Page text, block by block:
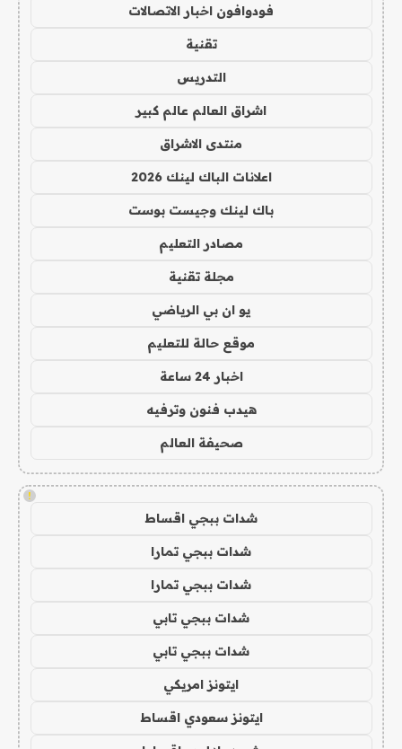
فودوافون اخبار الاتصالات
تقنية
التدريس
اشراق العالم عالم كبير
منتدى الاشراق
اعلانات الباك لينك 2026
باك لينك وجيست بوست
مصادر التعليم
مجلة تقنية
يو ان بي الرياضي
موقع حالة للتعليم
اخبار 24 ساعة
هيدب فنون وترفيه
صحيفة العالم
!
شدات ببجي اقساط
شدات ببجي تمارا
شدات ببجي تمارا
شدات ببجي تابي
شدات ببجي تابي
ايتونز امريكي
ايتونز سعودي اقساط